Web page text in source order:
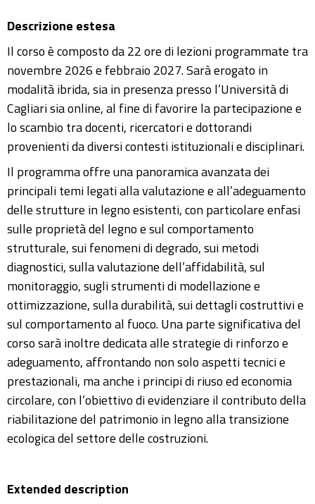
Descrizione estesa
Il corso è composto da 22 ore di lezioni programmate tra
novembre 2026 e febbraio 2027. Sarà erogato in
modalità ibrida, sia in presenza presso l’Università di
Cagliari sia online, al fine di favorire la partecipazione e
lo scambio tra docenti, ricercatori e dottorandi
provenienti da diversi contesti istituzionali e disciplinari.
Il programma offre una panoramica avanzata dei
principali temi legati alla valutazione e all’adeguamento
delle strutture in legno esistenti, con particolare enfasi
sulle proprietà del legno e sul comportamento
strutturale, sui fenomeni di degrado, sui metodi
diagnostici, sulla valutazione dell’affidabilità, sul
monitoraggio, sugli strumenti di modellazione e
ottimizzazione, sulla durabilità, sui dettagli costruttivi e
sul comportamento al fuoco. Una parte significativa del
corso sarà inoltre dedicata alle strategie di rinforzo e
adeguamento, affrontando non solo aspetti tecnici e
prestazionali, ma anche i principi di riuso ed economia
circolare, con l’obiettivo di evidenziare il contributo della
riabilitazione del patrimonio in legno alla transizione
ecologica del settore delle costruzioni.
Extended description